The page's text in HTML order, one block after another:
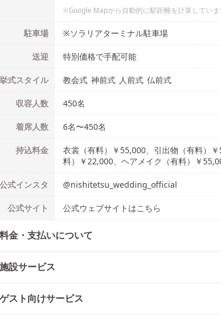
※Google Mapから自動的に駅距離を計算していま
駐車場 ※ソラリアターミナル駐車場
送迎 特別価格で手配可能
挙式スタイル 教会式 神前式 人前式 仏前式
収容人数 450名
着席人数 6名〜450名
持込料金
衣裳（有料）￥55,000、引出物（有料）
料）￥22,000、ヘアメイク（有料）￥
公式インスタ @nishitetsu_wedding_official
公式サイト 公式ウェブサイトはこちら
料金・支払いについて
施設サービス
ゲスト向けサービス